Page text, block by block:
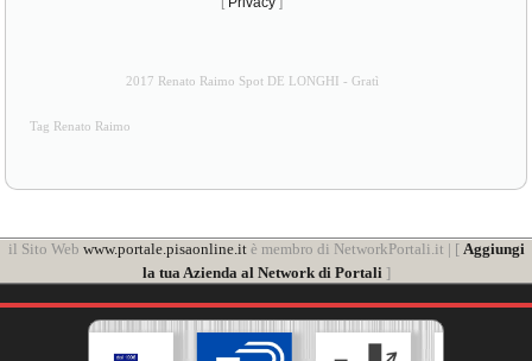
2017 Renato Raimo Spot DE LONGHI - Gratì
Tag Renato Raimo
il Sito Web www.portale.pisaonline.itè membro di NetworkPortali.it | [ Aggiungi
la tua Azienda al Network di Portali]